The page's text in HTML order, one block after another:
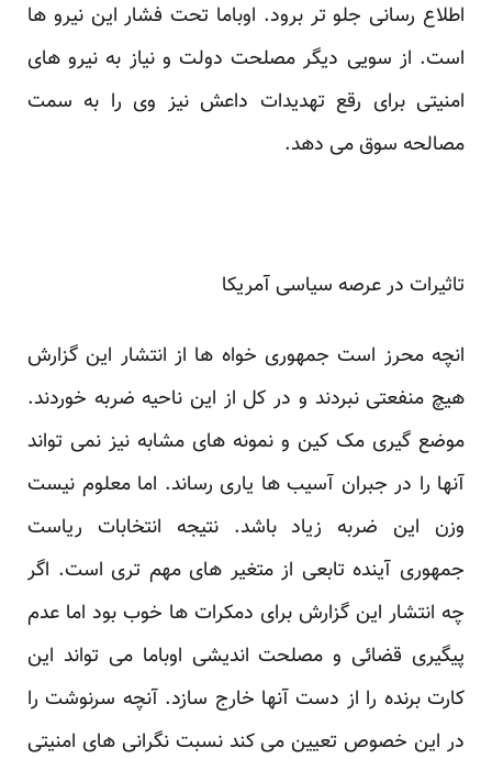
اطلاع رسانی جلو تر برود. اوباما تحت فشار این نیرو ها
است. از سویی دیگر مصلحت دولت و نیاز به نیرو های
امنیتی برای رقع تهدیدات داعش نیز وی را به سمت
مصالحه سوق می دهد.
تاثیرات در عرصه سیاسی آمریکا
انچه محرز است جمهوری خواه ها از انتشار این گزارش
هیچ منفعتی نبردند و در کل از این ناحیه ضربه خوردند.
موضع گیری مک کین و نمونه های مشابه نیز نمی تواند
آنها را در جبران آسیب ها یاری رساند. اما معلوم نیست
وزن این ضربه زیاد باشد. نتیجه انتخابات ریاست
جمهوری آینده تابعی از متغیر های مهم تری است. اگر
چه انتشار این گزارش برای دمکرات ها خوب بود اما عدم
پیگیری قضائی و مصلحت اندیشی اوباما می تواند این
کارت برنده را از دست آنها خارج سازد. آنچه سرنوشت را
در این خصوص تعیین می کند نسبت نگرانی های امنیتی